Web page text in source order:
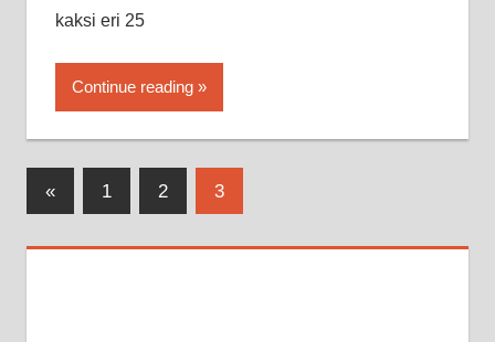
kaksi eri 25
Continue reading
Artikkelien
«Previous
1 2 3